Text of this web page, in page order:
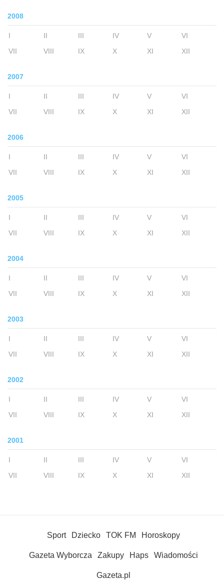
2008
I II III IV V
VI
VII
VIII IX X XI XII
2007
I II III IV V
VI
VII
VIII IX X XI XII
2006
I II III IV V
VI
VII
VIII IX X XI XII
2005
I II III IV V
VI
VII
VIII IX X XI XII
2004
I II III IV V
VI
VII
VIII IX X XI XII
2003
I II III IV V
VI
VII
VIII IX X XI XII
2002
I II III IV V
VI
VII
VIII IX X XI XII
2001
I II III IV V
VI
VII
VIII IX X XI XII
Sport Dziecko TOK FM Horoskopy
Gazeta Wyborcza Zakupy Haps Wiadomości
Gazeta.pl